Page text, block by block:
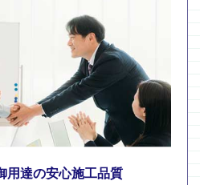
用達の安心施工品質